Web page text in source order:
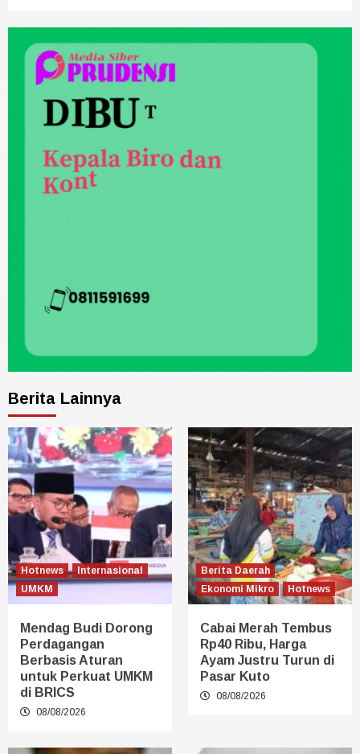
Berita Lainnya
Hotnews
Internasional
UMKM
Mendag Budi Dorong
Perdagangan
Berbasis Aturan
untuk Perkuat UMKM
di BRICS
08/08/2026
Berita Daerah
Ekonomi Mikro
Hotnews
Cabai Merah Tembus
Rp40 Ribu, Harga
Ayam Justru Turun di
Pasar Kuto
08/08/2026